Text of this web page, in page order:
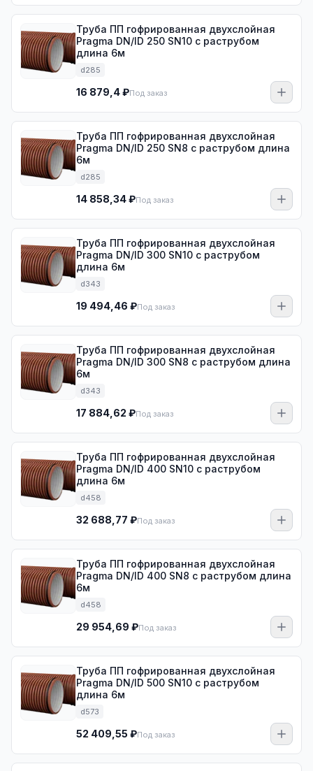
Труба ПП гофрированная двухслойная
Pragma DN/ID 250 SN10 с раструбом
длина 6м
d285
16 879,4 ₽Под заказ
Труба ПП гофрированная двухслойная
Pragma DN/ID 250 SN8 с раструбом длина
6м
d285
14 858,34 ₽Под заказ
Труба ПП гофрированная двухслойная
Pragma DN/ID 300 SN10 с раструбом
длина 6м
d343
19 494,46 ₽Под заказ
Труба ПП гофрированная двухслойная
Pragma DN/ID 300 SN8 с раструбом длина
6м
d343
17 884,62 ₽Под заказ
Труба ПП гофрированная двухслойная
Pragma DN/ID 400 SN10 с раструбом
длина 6м
d458
32 688,77 ₽Под заказ
Труба ПП гофрированная двухслойная
Pragma DN/ID 400 SN8 с раструбом длина
6м
d458
29 954,69 ₽Под заказ
Труба ПП гофрированная двухслойная
Pragma DN/ID 500 SN10 с раструбом
длина 6м
d573
52 409,55 ₽Под заказ